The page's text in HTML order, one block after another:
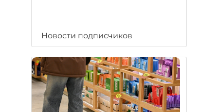
Новости подписчиков